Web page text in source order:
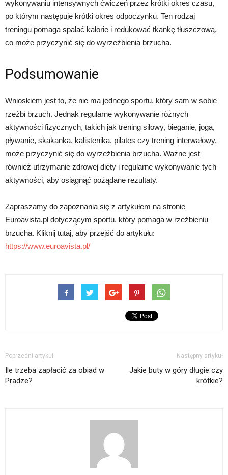
wykonywaniu intensywnych ćwiczeń przez krótki okres czasu,
po którym następuje krótki okres odpoczynku. Ten rodzaj
treningu pomaga spalać kalorie i redukować tkankę tłuszczową,
co może przyczynić się do wyrzeźbienia brzucha.
Podsumowanie
Wnioskiem jest to, że nie ma jednego sportu, który sam w sobie
rzeźbi brzuch. Jednak regularne wykonywanie różnych
aktywności fizycznych, takich jak trening siłowy, bieganie, joga,
pływanie, skakanka, kalistenika, pilates czy trening interwałowy,
może przyczynić się do wyrzeźbienia brzucha. Ważne jest
również utrzymanie zdrowej diety i regularne wykonywanie tych
aktywności, aby osiągnąć pożądane rezultaty.
Zapraszamy do zapoznania się z artykułem na stronie
Euroavista.pl dotyczącym sportu, który pomaga w rzeźbieniu
brzucha. Kliknij tutaj, aby przejść do artykułu:
https://www.euroavista.pl/
Poprzedni artykuł
Ile trzeba zapłacić za obiad w
Pradze?
Następny artykuł
Jakie buty w góry długie czy
krótkie?